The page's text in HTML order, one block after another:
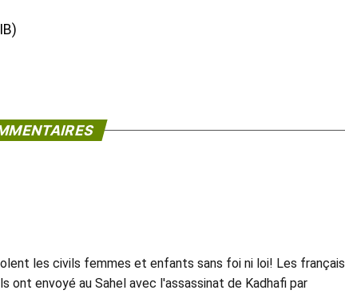
les civils femmes et enfants sans foi ni loi! Les français
envoyé au Sahel avec l'assassinat de Kadhafi par